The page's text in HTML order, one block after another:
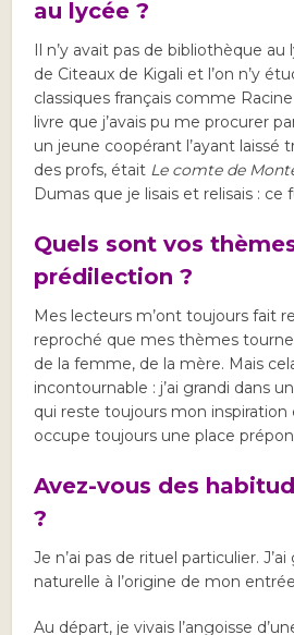
au lycée ?
Il n’y avait pas de bibliothèque
de Citeaux de Kigali et l’on n’y
classiques français comme
livre que j’avais pu me procurer
un jeune coopérant l’ayant laissé
des profs, était Le comte de
Dumas que je lisais et relisais : ce
Quels sont vos
prédilection ?
Mes lecteurs m’ont toujours fait
reproché que mes thèmes
de la femme, de la mère. Mais
incontournable : j’ai grandi dans
qui reste toujours mon inspiration
occupe toujours une place
Avez-vous des
?
Je n’ai pas de rituel particulier.
naturelle à l’origine de mon
Au départ, je vivais l’angoisse